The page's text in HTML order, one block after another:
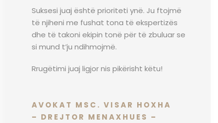
Suksesi juaj është prioriteti ynë. Ju ftojmë
të njiheni me fushat tona të ekspertizës
dhe të takoni ekipin tonë për të zbuluar se
si mund t’ju ndihmojmë.
Rrugëtimi juaj ligjor nis pikërisht këtu!
AVOKAT MSC. VISAR HOXHA
– DREJTOR MENAXHUES –